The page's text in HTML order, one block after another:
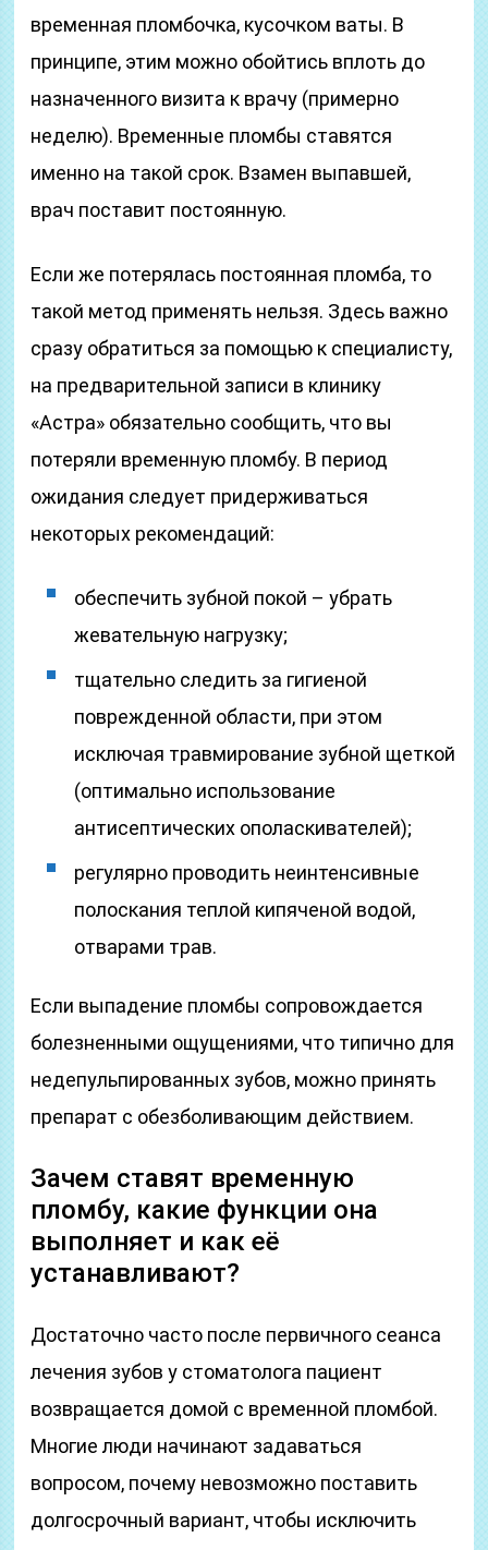
временная пломбочка, кусочком ваты. В
принципе, этим можно обойтись вплоть до
назначенного визита к врачу (примерно
неделю). Временные пломбы ставятся
именно на такой срок. Взамен выпавшей,
врач поставит постоянную.
Если же потерялась постоянная пломба, то
такой метод применять нельзя. Здесь важно
сразу обратиться за помощью к специалисту,
на предварительной записи в клинику
«Астра» обязательно сообщить, что вы
потеряли временную пломбу. В период
ожидания следует придерживаться
некоторых рекомендаций:
обеспечить зубной покой – убрать
жевательную нагрузку;
тщательно следить за гигиеной
поврежденной области, при этом
исключая травмирование зубной щеткой
(оптимально использование
антисептических ополаскивателей);
регулярно проводить неинтенсивные
полоскания теплой кипяченой водой,
отварами трав.
Если выпадение пломбы сопровождается
болезненными ощущениями, что типично для
недепульпированных зубов, можно принять
препарат с обезболивающим действием.
Зачем ставят временную
пломбу, какие функции она
выполняет и как её
устанавливают?
Достаточно часто после первичного сеанса
лечения зубов у стоматолога пациент
возвращается домой с временной пломбой.
Многие люди начинают задаваться
вопросом, почему невозможно поставить
долгосрочный вариант, чтобы исключить